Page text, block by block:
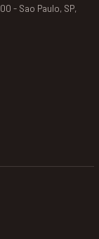
- Sao Paulo, SP,